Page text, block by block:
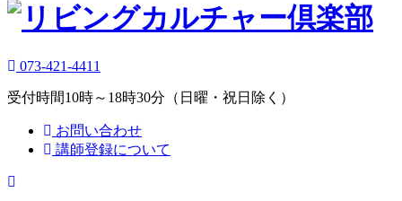
073-421-4411
受付時間10時～18時30分（日曜・祝日除く）
お問い合わせ
講師登録について